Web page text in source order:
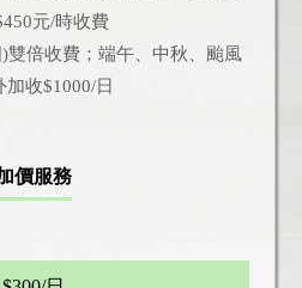
元/時收費
雙倍收費；端午、中秋、颱風
加收$1000/日
價服務